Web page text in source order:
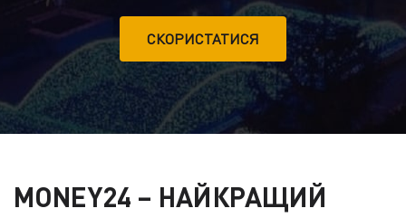
СКОРИСТАТИСЯ
MONEY24 – НАЙКРАЩИЙ